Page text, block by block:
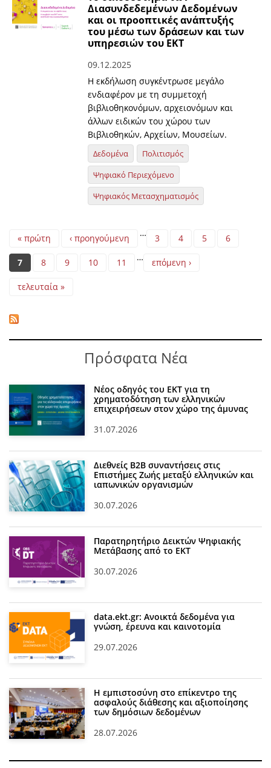
Διασυνδεδεμένων Δεδομένων
και οι προοπτικές ανάπτυξής
του μέσω των δράσεων και των
υπηρεσιών του ΕΚΤ
09.12.2025
Η εκδήλωση συγκέντρωσε μεγάλο
ενδιαφέρον με τη συμμετοχή
βιβλιοθηκονόμων, αρχειονόμων και
άλλων ειδικών του χώρου των
Βιβλιοθηκών, Αρχείων, Μουσείων.
Δεδομένα
Πολιτισμός
Ψηφιακό Περιεχόμενο
Ψηφιακός Μετασχηματισμός
Pages
« πρώτη ‹ προηγούμενη … 3 4 5 6
7 8 9 10 11 … επόμενη ›
τελευταία »
Πρόσφατα Νέα
Νέος οδηγός του ΕΚΤ για τη
χρηματοδότηση των ελληνικών
επιχειρήσεων στον χώρο της άμυνας
31.07.2026
Διεθνείς Β2Β συναντήσεις στις
Επιστήμες Ζωής μεταξύ ελληνικών και
ιαπωνικών οργανισμών
30.07.2026
Παρατηρητήριο Δεικτών Ψηφιακής
Μετάβασης από το ΕΚΤ
30.07.2026
data.ekt.gr: Ανοικτά δεδομένα για
γνώση, έρευνα και καινοτομία
29.07.2026
Η εμπιστοσύνη στο επίκεντρο της
ασφαλούς διάθεσης και αξιοποίησης
των δημόσιων δεδομένων
28.07.2026